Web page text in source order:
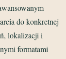
do konkretnej
lokalizacji i
formatami